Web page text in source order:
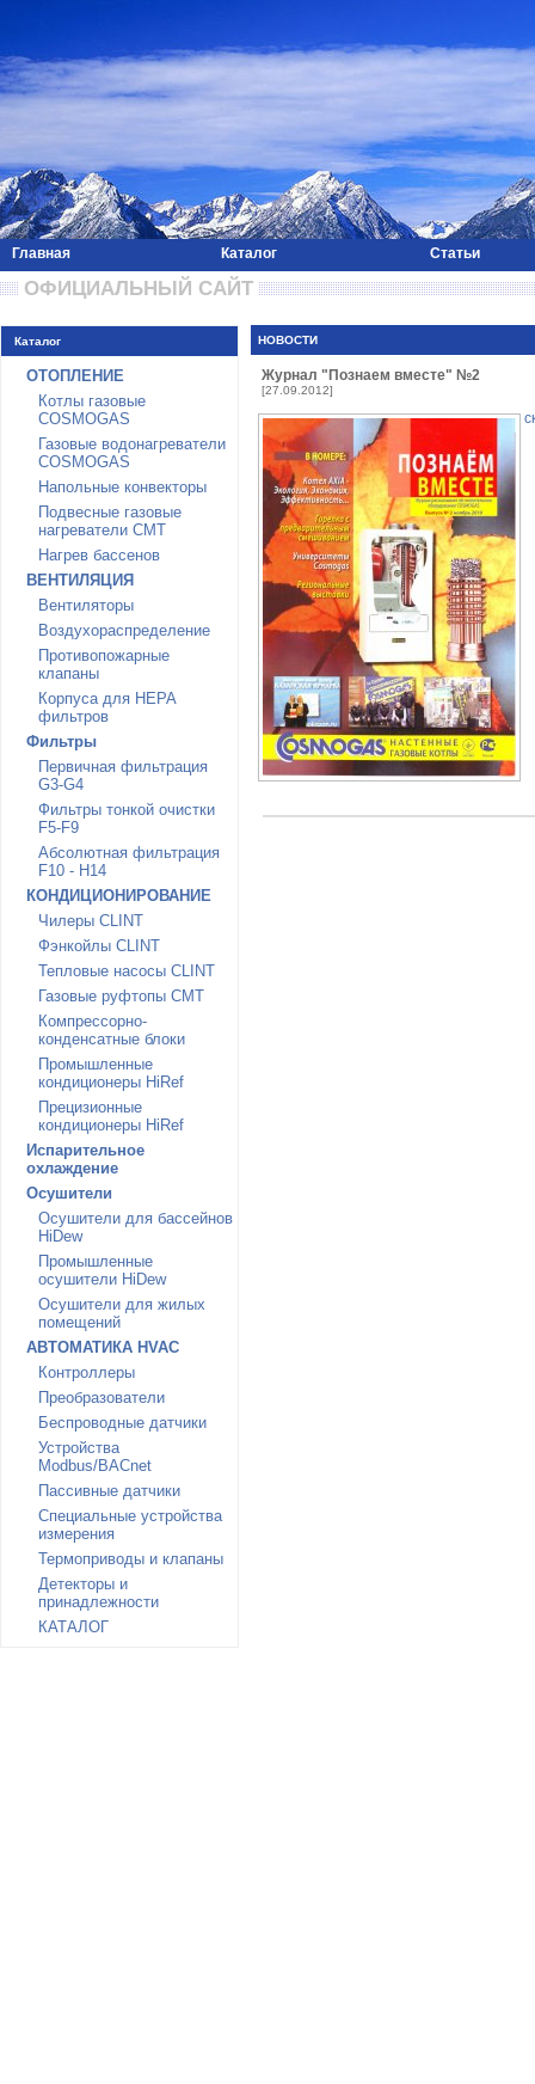
Главная Каталог Статьи
ОФИЦИАЛЬНЫЙ САЙТ
Каталог
ОТОПЛЕНИЕ
Котлы газовые
COSMOGAS
Газовые водонагреватели
COSMOGAS
Напольные конвекторы
Подвесные газовые
нагреватели CMT
Нагрев бассенов
ВЕНТИЛЯЦИЯ
Вентиляторы
Воздухораспределение
Противопожарные
клапаны
Корпуса для HEPA
фильтров
Фильтры
Первичная фильтрация
G3-G4
Фильтры тонкой очистки
F5-F9
Абсолютная фильтрация
F10 - H14
КОНДИЦИОНИРОВАНИЕ
Чилеры CLINT
Фэнкойлы CLINT
Тепловые насосы CLINT
Газовые руфтопы CMT
Компрессорно-
конденсатные блоки
Промышленные
кондиционеры HiRef
Прецизионные
кондиционеры HiRef
Испарительное
охлаждение
Осушители
Осушители для бассейнов
HiDew
Промышленные
осушители HiDew
Осушители для жилых
помещений
АВТОМАТИКА HVAC
Контроллеры
Преобразователи
Беспроводные датчики
Устройства
Modbus/BACnet
Пассивные датчики
Специальные устройства
измерения
Термоприводы и клапаны
Детекторы и
принадлежности
КАТАЛОГ
НОВОСТИ
Журнал "Познаем вместе" №2
[27.09.2012]